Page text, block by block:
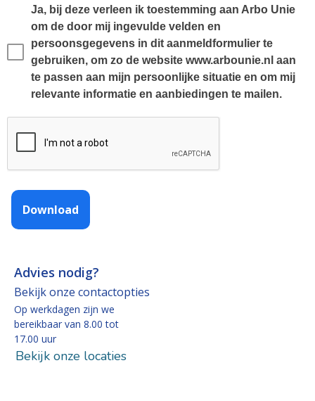
Ja, bij deze verleen ik toestemming aan Arbo Unie
om de door mij ingevulde velden en
persoonsgegevens in dit aanmeldformulier te
gebruiken, om zo de website www.arbounie.nl aan
te passen aan mijn persoonlijke situatie en om mij
relevante informatie en aanbiedingen te mailen.
Download
Advies nodig?
Bekijk onze contactopties
Op werkdagen zijn we
bereikbaar van 8.00 tot
17.00 uur
Bekijk onze locaties